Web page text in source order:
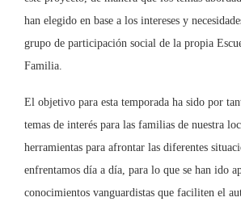
han elegido en base a los intereses y
grupo de participación social de la propia
Familia.
El objetivo para esta temporada ha sido por
temas de interés para las familias de nuestra
herramientas para afrontar las diferentes
enfrentamos día a día, para lo que se han ido
conocimientos vanguardistas que faciliten el